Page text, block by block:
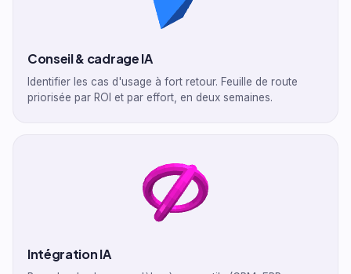
Conseil & cadrage IA
Identifier les cas d'usage à fort retour. Feuille de route
priorisée par ROI et par effort, en deux semaines.
Intégration IA